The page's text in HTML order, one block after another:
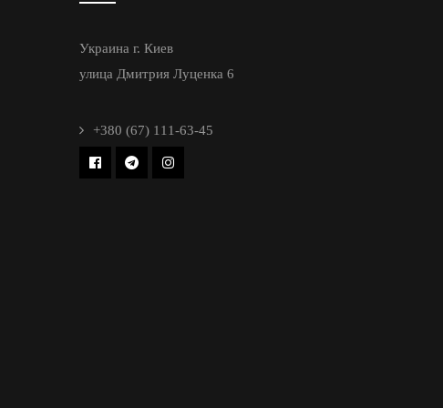
Украина г. Киев
улица Дмитрия Луценка 6
+380 (67) 111-63-45